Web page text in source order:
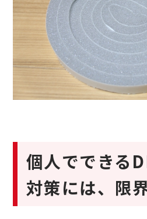
個人でできる
対策には、限